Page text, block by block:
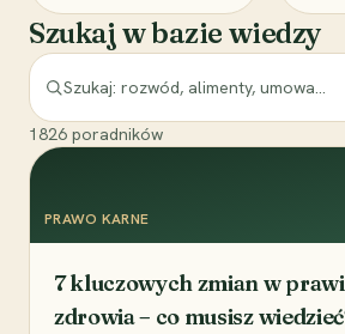
Szukaj w bazie wiedzy
1826 poradników
PRAWO KARNE
7 kluczowych zmian w
zdrowia – co musisz